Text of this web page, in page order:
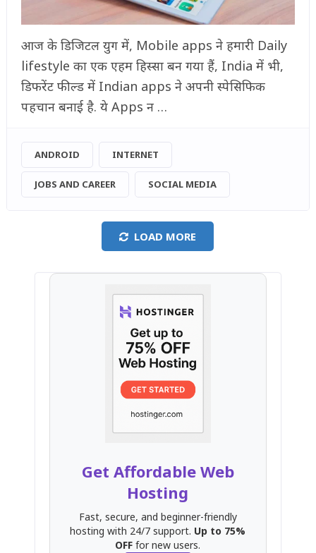
आज के डिजिटल युग में, Mobile apps ने हमारी Daily
lifestyle का एक एहम हिस्सा बन गया हैं, India में भी,
डिफरेंट फील्ड में Indian apps ने अपनी स्पेसिफिक
पहचान बनाई है. ये Apps न …
ANDROID INTERNET
JOBS AND CAREER SOCIAL MEDIA
LOAD MORE
Get Affordable Web
Hosting
Fast, secure, and beginner-friendly
hosting with 24/7 support. Up to 75%
OFF for new users.